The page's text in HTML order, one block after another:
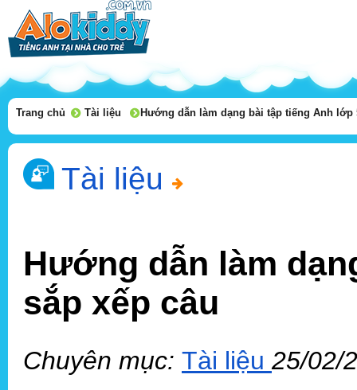
Trang chủ Tài liệu Hướng dẫn làm dạng bài tập tiếng Anh lớp
Tài liệu
Hướng dẫn làm
sắp xếp câu
Chuyên mục: Tài liệu 25/02/